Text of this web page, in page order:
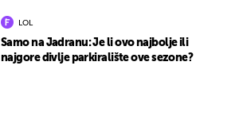
LOL
Samo na Jadranu: Je li ovo najbolje ili
najgore divlje parkiralište ove sezone?